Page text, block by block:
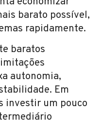
barato possível,
rapidamente.
baratos
autonomia,
Em
investir um pouco